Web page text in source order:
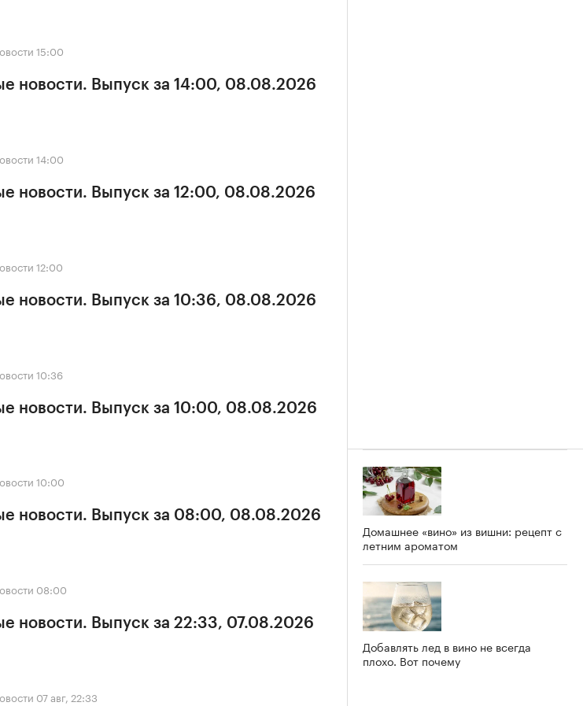
15:00
новости. Выпуск за 14:00, 08.08.2026
14:00
новости. Выпуск за 12:00, 08.08.2026
12:00
новости. Выпуск за 10:36, 08.08.2026
10:36
новости. Выпуск за 10:00, 08.08.2026
10:00
новости. Выпуск за 08:00, 08.08.2026
08:00
новости. Выпуск за 22:33, 07.08.2026
07 авг, 22:33
Домашнее «вино» из вишни: рецепт с
летним ароматом
Добавлять лед в вино не всегда
плохо. Вот почему